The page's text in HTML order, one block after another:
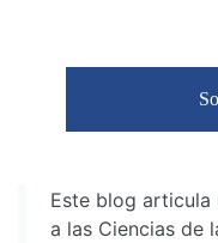
Este blog articula
a las Ciencias de